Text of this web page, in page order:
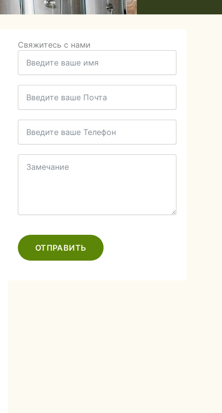
Свяжитесь с нами
ОТПРАВИТЬ